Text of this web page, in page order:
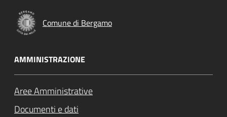
Comune di Bergamo
AMMINISTRAZIONE
Aree Amministrative
Documenti e dati